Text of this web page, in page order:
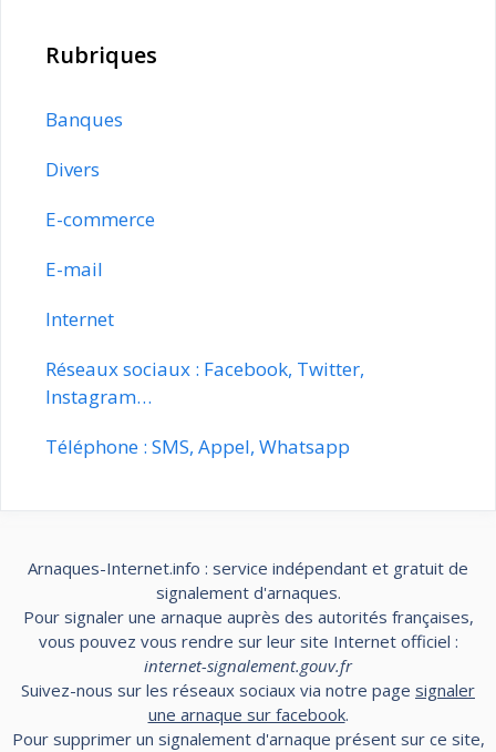
Rubriques
Banques
Divers
E-commerce
E-mail
Internet
Réseaux sociaux : Facebook, Twitter,
Instagram…
Téléphone : SMS, Appel, Whatsapp
Arnaques-Internet.info : service indépendant et gratuit de
signalement d'arnaques.
Pour signaler une arnaque auprès des autorités françaises,
vous pouvez vous rendre sur leur site Internet officiel :
internet-signalement.gouv.fr
Suivez-nous sur les réseaux sociaux via notre page signaler
une arnaque sur facebook.
Pour supprimer un signalement d'arnaque présent sur ce site,